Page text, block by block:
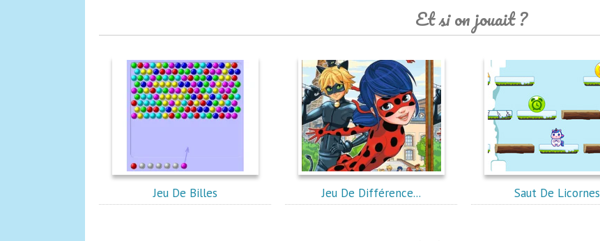
Et si on jouait ?
Jeu De Billes Jeu De Différence... Saut De Licornes